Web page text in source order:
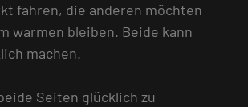
fahren, die anderen möchten
warmen bleiben. Beide kann
machen.
Seiten glücklich zu